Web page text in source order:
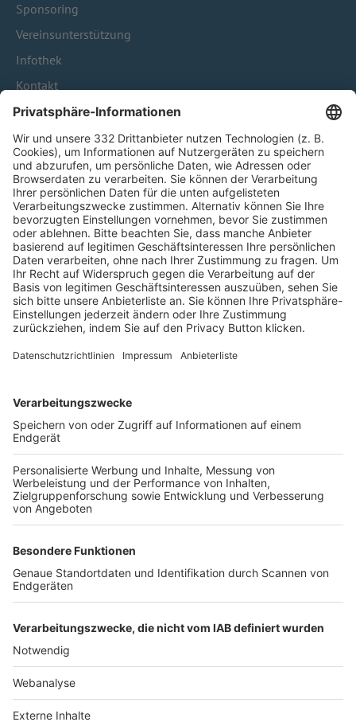
Sponsoring
Vereinsunterstützung
Infothek
Kontakt
HÄUFIG BESUCHTE SEITEN
Pässe und Vereinswechsel
Trainerausbildung
Schulungsangebot Vereinsmitarbeiter
BFV-Geschäftsstellen
Trainerbörse
Login SpielPlus
FOLGE DEM BFV
TOP-VEREINE
TOP-PARTNER
Nutzungsbedingungen Datenschutz Impressum